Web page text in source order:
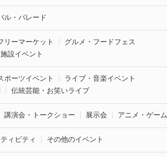
ル・パレード
リーマーケット
グルメ・フードフェス
設イベント
ポーツイベント
ライブ・音楽イベント
伝統芸能・お笑いライブ
講演会・トークショー 展示会 アニメ・ゲーム
ィビティ その他のイベント